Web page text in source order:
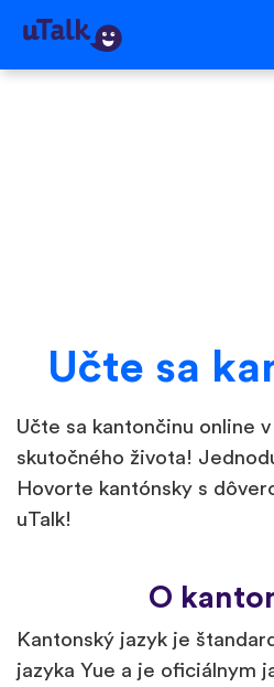
Učte sa
Učte sa kantončinu online
skutočného života!
Hovorte kantónsky s
uTalk!
O
Kantonský jazyk je
jazyka Yue a je oficiálnym